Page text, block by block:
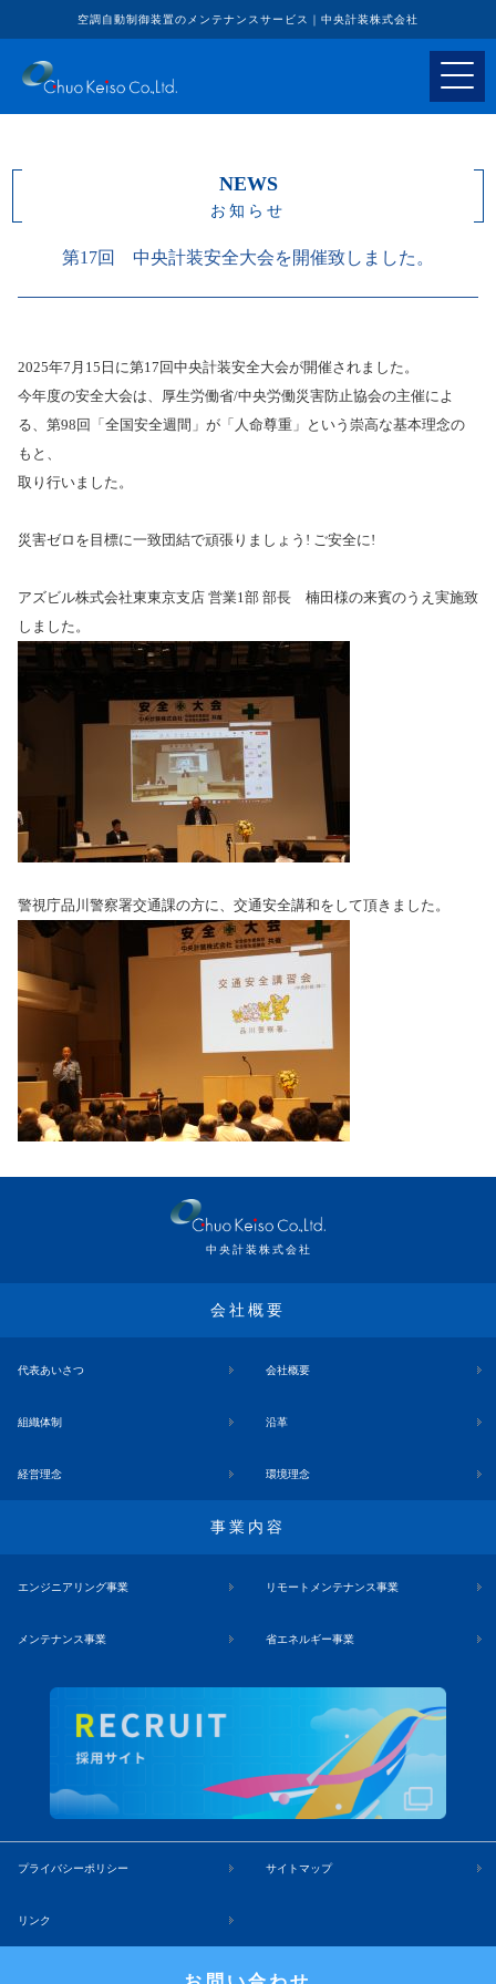
空調自動制御装置のメンテナンスサービス｜中央計装株式会社
NEWS
お知らせ
第17回 中央計装安全大会を開催致しました。
2025年7月15日に第17回中央計装安全大会が開催されました。
今年度の安全大会は、厚生労働省/中央労働災害防止協会の主催によ
る、第98回「全国安全週間」が「人命尊重」という崇高な基本理念の
もと、
取り行いました。
災害ゼロを目標に一致団結で頑張りましょう! ご安全に!
アズビル株式会社東東京支店 営業1部 部長 楠田様の来賓のうえ実施致
しました。
警視庁品川警察署交通課の方に、交通安全講和をして頂きました。
中央計装株式会社
会社概要
代表あいさつ 会社概要
組織体制 沿革
経営理念 環境理念
事業内容
エンジニアリング事業 リモートメンテナンス事業
メンテナンス事業 省エネルギー事業
プライバシーポリシー サイトマップ
リンク